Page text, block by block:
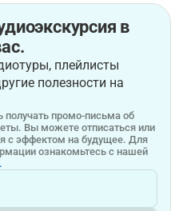
в
плейлисты
полезности на
промо-письма об
Вы можете отписаться или
с эффектом на будущее. Для
ознакомьтесь с нашей